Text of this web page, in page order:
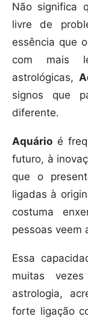
Não significa
livre de
essência que
com mais
astrológicas,
signos que
diferente.
Aquário é
futuro, à
que o
ligadas à
costuma
pessoas veem
Essa
muitas
astrologia,
forte ligação